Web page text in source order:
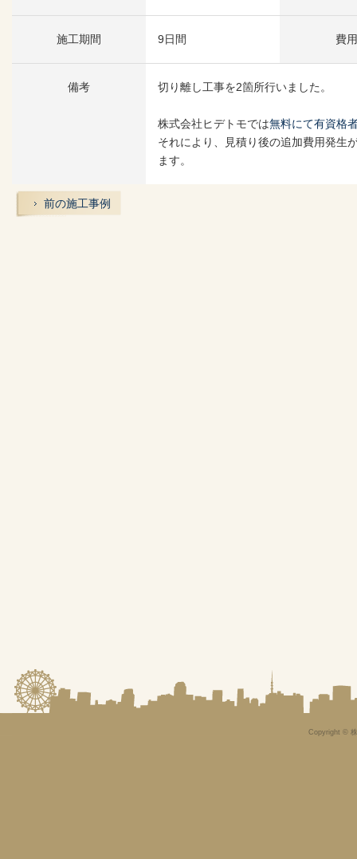
施工期間 9日間 費用
備考 切り離し工事を2箇所行いました。
株式会社ヒデトモでは無料にて有資格
それにより、見積り後の追加費用発生
ます。
前の施工事例
Copyright ©